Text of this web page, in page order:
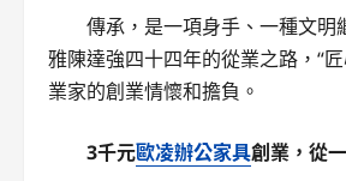
傳承，是一項身手、一種文
雅陳達強四十四年的從業之路，“
業家的創業情懷和擔負。
3千元歐凌辦公家具創業，從